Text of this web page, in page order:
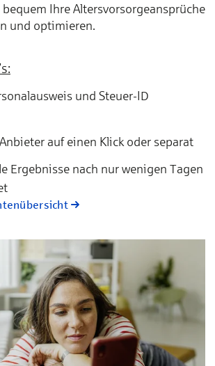
bequem Ihre Altersvorsorgeansprüche
und optimieren.
und Steuer-ID
auf einen Klick oder separat
Ergebnisse nach nur wenigen Tagen